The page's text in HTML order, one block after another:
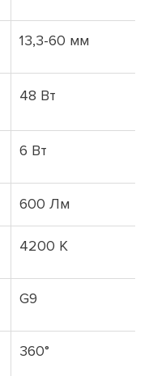
13,3-60 мм
48 Вт
6 Вт
600 Лм
4200 К
G9
360°